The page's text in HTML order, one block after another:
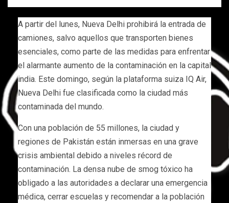
A partir del lunes, Nueva Delhi prohibirá la entrada de
camiones, salvo aquellos que transporten bienes
esenciales, como parte de las medidas para enfrentar
el alarmante aumento de la contaminación en la capital
india. Este domingo, según la plataforma suiza IQ Air,
Nueva Delhi fue clasificada como la ciudad más
contaminada del mundo.
Con una población de 55 millones, la ciudad y
regiones de Pakistán están inmersas en una grave
crisis ambiental debido a niveles récord de
contaminación. La densa nube de smog tóxico ha
obligado a las autoridades a declarar una emergencia
médica, cerrar escuelas y recomendar a la población